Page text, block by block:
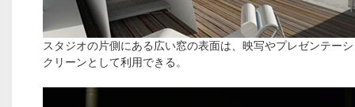
スタジオの片側にある広い窓の表面は、映写やプレゼンテー
クリーンとして利用できる。